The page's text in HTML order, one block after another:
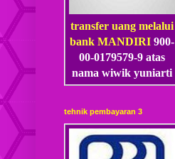
transfer uang melalui
bank MANDIRI900-
00-0179579-9 atas
nama wiwik yuniarti
tehnik pembayaran 3